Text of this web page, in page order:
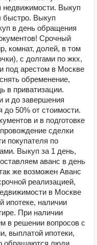
недвижимости. Выкуп
быстро. Выкуп
в день обращения
Срочный
комнат, долей, в том
с долгами по жкх,
под арестом в Москве
обременение,
в приватизации.
и до завершения
50% от стоимости.
и в подготовке
сделки
покупателя по
Выкуп за 1 день,
аванс в день
же возможен Аванс
реализацией,
в Москве
ипотеке, наличии
При наличии
в решении вопросов с
выплатой ипотеки,
обращаются люди,